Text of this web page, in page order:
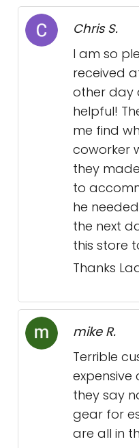
Chris S.
I am so
received
other day
helpful!
me find
coworker
they
to
he
the next
this store
Thanks
mike R.
Terrible
expensive
they say
gear for
are all in